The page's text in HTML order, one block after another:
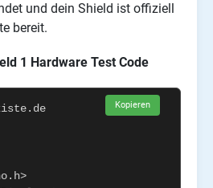
und dein Shield ist offiziell
bereit.
1 Hardware Test Code
Kopieren